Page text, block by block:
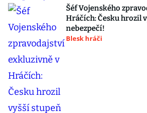
Šéf Vojenského
Hráčích: Česku hrozil
nebezpečí!
Blesk hráči